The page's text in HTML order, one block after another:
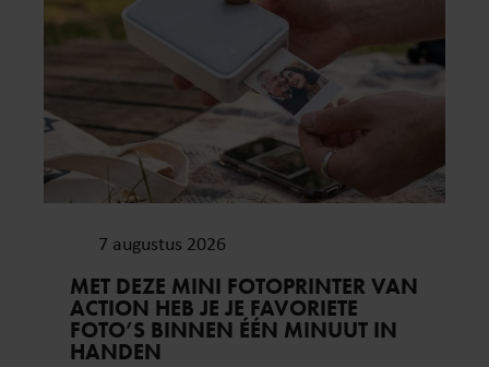
7 augustus 2026
MET DEZE MINI FOTOPRINTER VAN
ACTION HEB JE JE FAVORIETE
FOTO’S BINNEN ÉÉN MINUUT IN
HANDEN